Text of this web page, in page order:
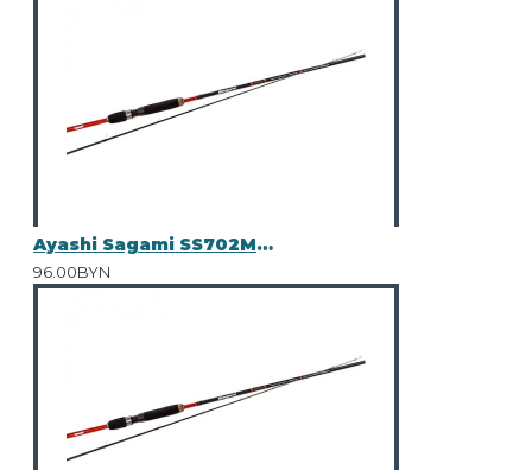
Ayashi Sagami SS702ML (2.13m 4-14g)
96.00BYN